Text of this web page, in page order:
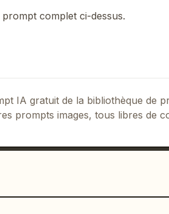
du voyage.
ainsi que l'action ou la
prompt complet ci-dessus.
IA gratuit de la bibliothèque de
prompts images, tous libres de